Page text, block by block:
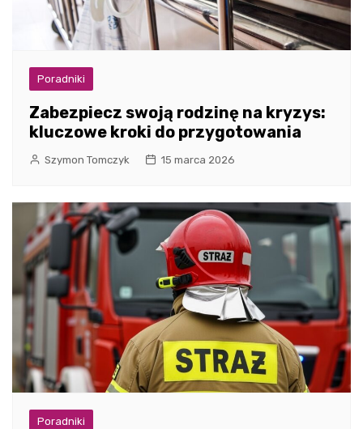
Poradniki
Zabezpiecz swoją rodzinę na kryzys:
kluczowe kroki do przygotowania
Szymon Tomczyk 15 marca 2026
Poradniki